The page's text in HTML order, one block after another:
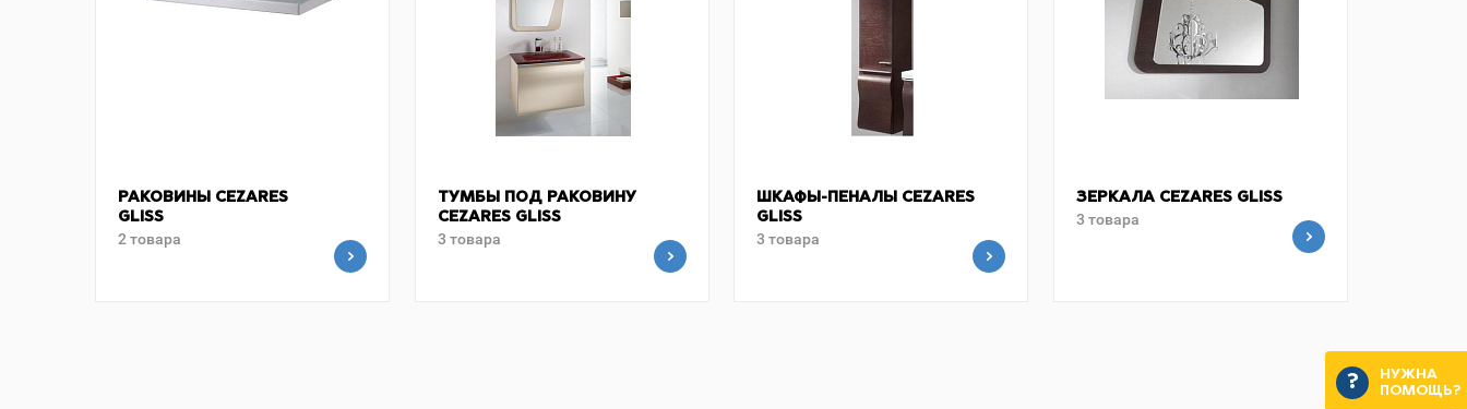
РАКОВИНЫ CEZARES
GLISS
2 товара
ТУМБЫ ПОД РАКОВИНУ
CEZARES GLISS
3 товара
ШКАФЫ-ПЕНАЛЫ CEZARES
GLISS
3 товара
ЗЕРКАЛА CEZARES GLISS
3 товара
НУЖНА
ПОМОЩЬ?